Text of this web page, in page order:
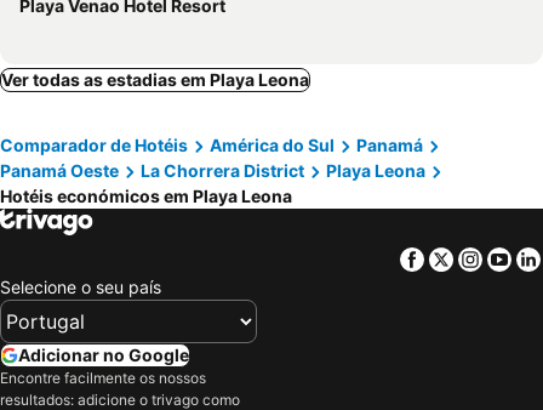
Playa Venao Hotel Resort
Ver todas as estadias em Playa Leona
Comparador de Hotéis América do Sul
Panamá
Panamá Oeste
La Chorrera District
Playa Leona
Hotéis económicos em Playa Leona
Facebook
Twitter
Selecione o seu país
Adicionar no Google
Encontre facilmente os nossos
resultados: adicione o trivago como